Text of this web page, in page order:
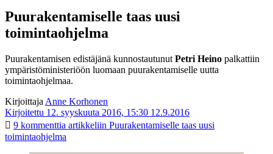
Puurakentamiselle taas uusi
toimintaohjelma
Puurakentamisen edistäjänä kunnostautunut Petri Heino palkattiin
ympäristöministeriöön luomaan puurakentamiselle uutta
toimintaohjelmaa.
Kirjoittaja Anne Korhonen
Kirjoitettu 12. syyskuuta 2016, 15:30 12.9.2016
9 kommenttia artikkeliin Puurakentamiselle taas uusi
toimintaohjelma